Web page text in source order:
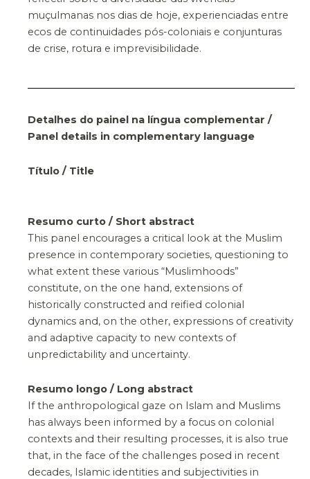
muçulmanas nos dias de hoje, experienciadas entre
ecos de continuidades pós-coloniais e conjunturas
de crise, rotura e imprevisibilidade.
Detalhes do painel na língua complementar /
Panel details in complementary language
Título / Title
Resumo curto / Short abstract
This panel encourages a critical look at the Muslim
presence in contemporary societies, questioning to
what extent these various “Muslimhoods”
constitute, on the one hand, extensions of
historically constructed and reified colonial
dynamics and, on the other, expressions of creativity
and adaptive capacity to new contexts of
unpredictability and uncertainty.
Resumo longo / Long abstract
If the anthropological gaze on Islam and Muslims
has always been informed by a focus on colonial
contexts and their resulting processes, it is also true
that, in the face of the challenges posed in recent
decades, Islamic identities and subjectivities in